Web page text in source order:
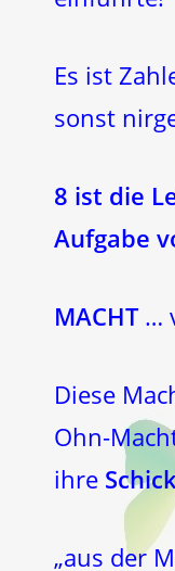
Es ist
sonst
8 ist die
Aufgabe
MACHT…
Diese
Ohn-
ihre
„aus der